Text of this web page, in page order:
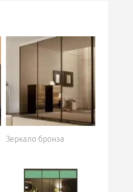
Зеркало бронза